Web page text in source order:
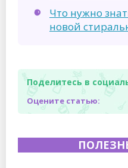
Что нужно
новой
Поделитесь в
Оцените статью: